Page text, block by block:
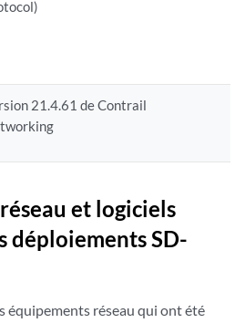
21.4.61 de Contrail
et logiciels
déploiements SD-
équipements réseau qui ont été